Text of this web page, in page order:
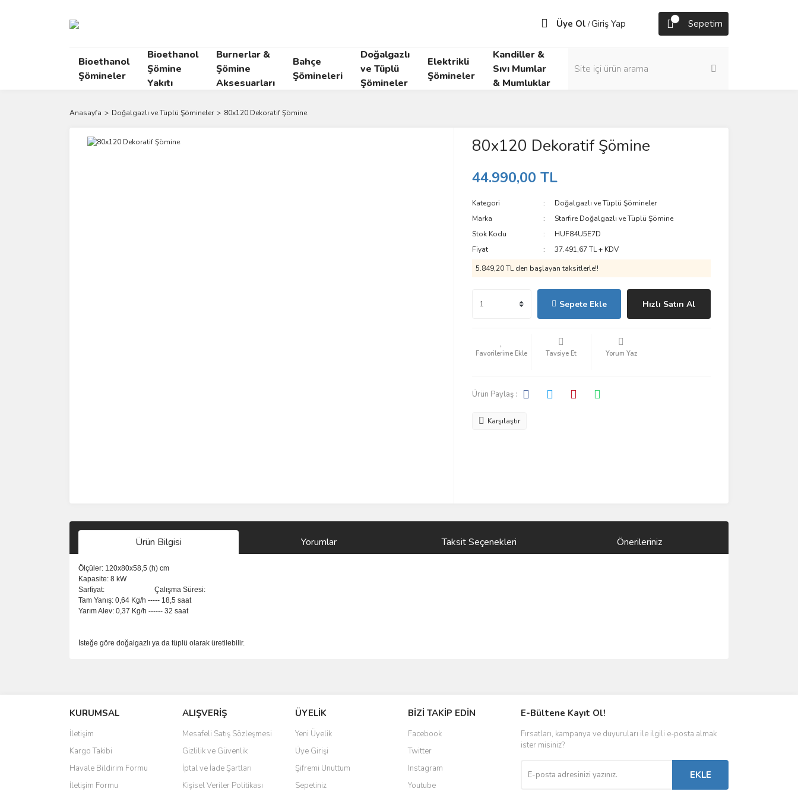
Üye Ol /Giriş Yap Sepetim
Bioethanol
Şömineler
Bioethanol
Şömine
Yakıtı
Burnerlar &
Şömine
Aksesuarları
Bahçe
Şömineleri
Doğalgazlı
ve Tüplü
Şömineler
Elektrikli
Şömineler
Kandiller &
Sıvı Mumlar
& Mumluklar
Anasayfa Doğalgazlı ve Tüplü Şömineler 80x120 Dekoratif Şömine
80x120 Dekoratif Şömine
44.990,00 TL
Kategori
Doğalgazlı ve Tüplü Şömineler
Marka
Starfire Doğalgazlı ve Tüplü Şömine
Stok Kodu
HUF84U5E7D
Fiyat
37.491,67 TL + KDV
5.849,20 TL den başlayan taksitlerle!!
Sepete Ekle Hızlı Satın Al
Tavsiye Et Yorum Yaz
Ürün Paylaş :
Karşılaştır
Ürün Bilgisi Yorumlar Taksit Seçenekleri Önerileriniz
Ölçüler: 120x80x58,5 (h) cm
Kapasite: 8 kW
Sarfiyat: Çalışma Süresi:
Tam Yanış: 0,64 Kg/h ----- 18,5 saat
Yarım Alev: 0,37 Kg/h ------ 32 saat
İsteğe göre doğalgazlı ya da tüplü olarak üretilebilir.
Ürün resmi kalitesiz, bozuk veya görüntülenemiyor.
Ürün açıklamasında eksik bilgiler bulunuyor.
Ürün bilgilerinde hatalar bulunuyor.
Ürün fiyatı diğer sitelerden daha pahalı.
Bu ürüne benzer farklı alternatifler olmalı.
KURUMSAL
İletişim
Kargo Takibi
Havale Bildirim Formu
İletişim Formu
ALIŞVERİŞ
Mesafeli Satış Sözleşmesi
Gizlilik ve Güvenlik
İptal ve İade Şartları
Kişisel Veriler Politikası
ÜYELİK
Yeni Üyelik
Üye Girişi
Şifremi Unuttum
Sepetiniz
BİZİ TAKİP EDİN
Facebook
Twitter
Instagram
Youtube
E-Bültene Kayıt Ol!
Fırsatları, kampanya ve duyuruları ile ilgili e-posta almak
ister misiniz?
EKLE